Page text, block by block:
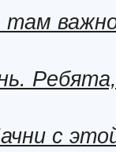
там
с